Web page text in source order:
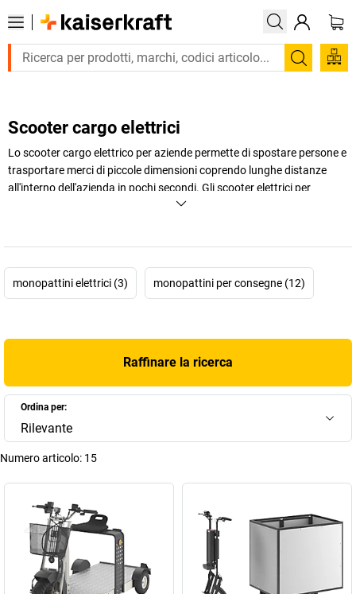
Trova
Scooter cargo elettrici
Lo scooter cargo elettrico per aziende permette di spostare persone e
trasportare merci di piccole dimensioni coprendo lunghe distanze
all'interno dell'azienda in pochi secondi. Gli scooter elettrici per
aziende stanno diventando sempre più popolari per le attività
monopattini elettrici (3) monopattini per consegne (12)
Raffinare la ricerca
Ordina per:
Rilevante
Numero articolo: 15